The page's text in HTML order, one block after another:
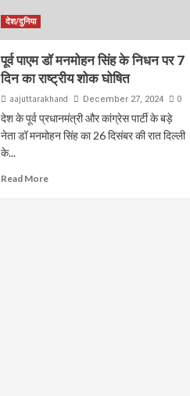
देश/दुनिया
पूर्व पाएम डॉ मनमोहन सिंह के निधन पर 7
दिन का राष्ट्रीय शोक घोषित
aajuttarakhand December 27, 2024 0
देश के पूर्व प्रधानमंत्री और कांग्रेस पार्टी के बड़े
नेता डॉ मनमोहन सिंह का 26 दिसंबर की रात दिल्ली
के...
Read More